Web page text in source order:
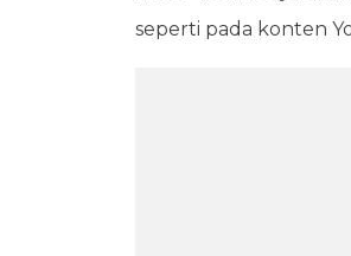
seperti pada konten